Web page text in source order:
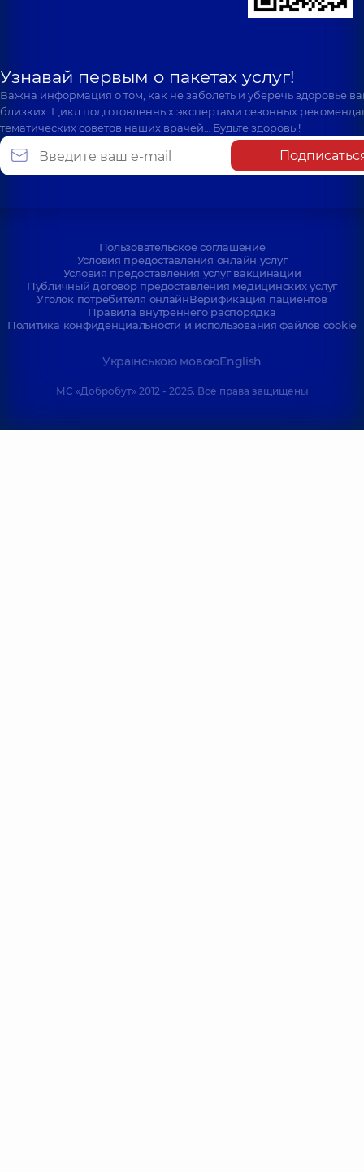
Узнавай первым о пакетах услуг!
Важна информация о том, как не заболеть и уберечь здоровье
близких. Цикл подготовленных экспертами сезонных
тематических советов наших врачей… Будьте здоровы!
Пользовательское соглашение
Условия предоставления онлайн услуг
Условия предоставления услуг вакцинации
Публичный договор предоставления медицинских услуг
Уголок потребителя онлайнВерификация пациентов
Правила внутреннего распорядка
Политика конфиденциальности и использования файлов cookie
Українською мовоюEnglish
МС «Добробут» 2012 - 2026. Все права защищены